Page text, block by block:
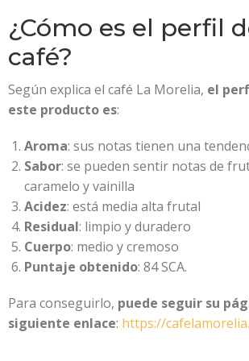
¿Cómo es el perfil
café?
Según explica el café La Morelia, el
este producto es:
Aroma: sus notas tienen una
Sabor: se pueden sentir notas de
caramelo y vainilla
Acidez: está media alta frutal
Residual: limpio y duradero
Cuerpo: medio y cremoso
Puntaje obtenido: 84 SCA.
Para conseguirlo, puede seguir su
siguiente enlace: https://